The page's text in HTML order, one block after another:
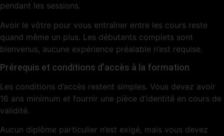
pendant les sessions.
Avoir le vôtre pour vous entraîner entre les cours reste
quand même un plus. Les débutants complets sont
bienvenus, aucune expérience préalable n’est requise.
Prérequis et conditions d’accès à la formation
Les conditions d’accès restent simples. Vous devez avoir
16 ans minimum et fournir une pièce d’identité en cours de
validité.
Aucun diplôme particulier n’est exigé, mais vous devez